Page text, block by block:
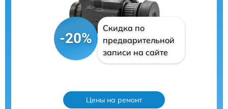
-20%
Скидка по
предварительной
записи на сайте
Цены на ремонт